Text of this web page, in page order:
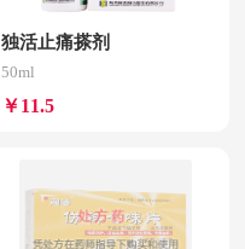
独活止痛搽剂
50ml
￥11.5